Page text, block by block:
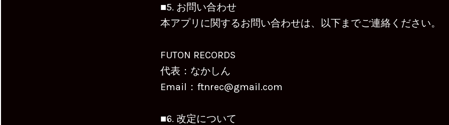
■5. お問い合わせ
本アプリに関するお問い合わせは、以下までご連絡ください。
FUTON RECORDS
代表：なかしん
Email：ftnrec@gmail.com
■6. 改定について